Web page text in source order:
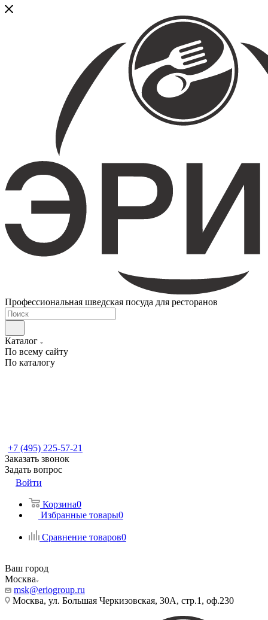
Профессиональная шведская посуда для ресторанов
Каталог
По всему сайту
По каталогу
+7 (495) 225-57-21
Заказать звонок
Задать вопрос
Войти
Корзина0
Избранные товары0
Сравнение товаров0
Ваш город
Москва
msk@eriogroup.ru
Москва, ул. Большая Черкизовская, 30А, стр.1, оф.230